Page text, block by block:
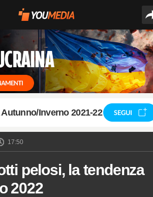
Inverno 2021-22 SEGUI
17:50
pelosi, la tendenza
2022